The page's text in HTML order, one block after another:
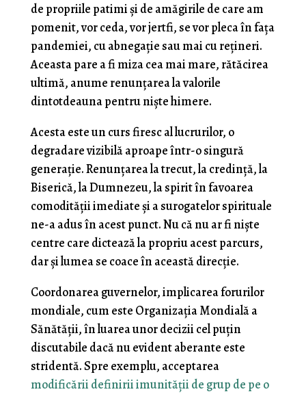
de propriile patimi și de amăgirile de care am
pomenit, vor ceda, vor jertfi, se vor pleca în fața
pandemiei, cu abnegație sau mai cu rețineri.
Aceasta pare a fi miza cea mai mare, rătăcirea
ultimă, anume renunțarea la valorile
dintotdeauna pentru niște himere.
Acesta este un curs firesc al lucrurilor, o
degradare vizibilă aproape într-o singură
generație. Renunțarea la trecut, la credință, la
Biserică, la Dumnezeu, la spirit în favoarea
comodității imediate și a surogatelor spirituale
ne-a adus în acest punct. Nu că nu ar fi niște
centre care dictează la propriu acest parcurs,
dar și lumea se coace în această direcție.
Coordonarea guvernelor, implicarea forurilor
mondiale, cum este Organizația Mondială a
Sănătății, în luarea unor decizii cel puțin
discutabile dacă nu evident aberante este
stridentă. Spre exemplu, acceptarea
modificării definirii imunității de grup de pe o